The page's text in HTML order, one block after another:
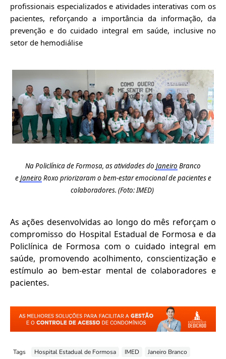
profissionais especializados e atividades interativas com os
pacientes, reforçando a importância da informação, da
prevenção e do cuidado integral em saúde, inclusive no
setor de hemodiálise
Na Policlínica de Formosa, as atividadesdo Janeiro Branco
e Janeiro Roxo priorizaram o bem-estar emocionalde pacientes e
colaboradores. (Foto: IMED)
As ações desenvolvidas ao longo do mês reforçam o
compromisso do Hospital Estadual de Formosa e da
Policlínica de Formosa com o cuidado integral em
saúde, promovendo acolhimento, conscientização e
estímulo ao bem-estar mental de colaboradores e
pacientes.
Tags Hospital Estadual de Formosa IMED
Janeiro Branco